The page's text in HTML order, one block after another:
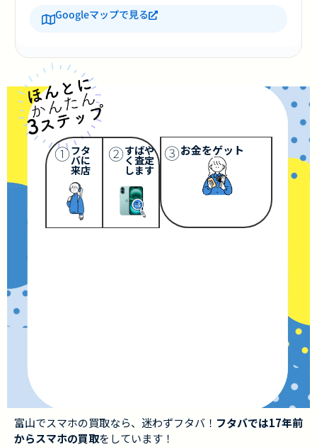
Googleマップで見る
①フタ
バに
来店
②すばや
く査定
します
③お金をゲット
富山でスマホの買取なら、迷わずフタバ！ フタバでは17年前
からスマホの買取をしています！